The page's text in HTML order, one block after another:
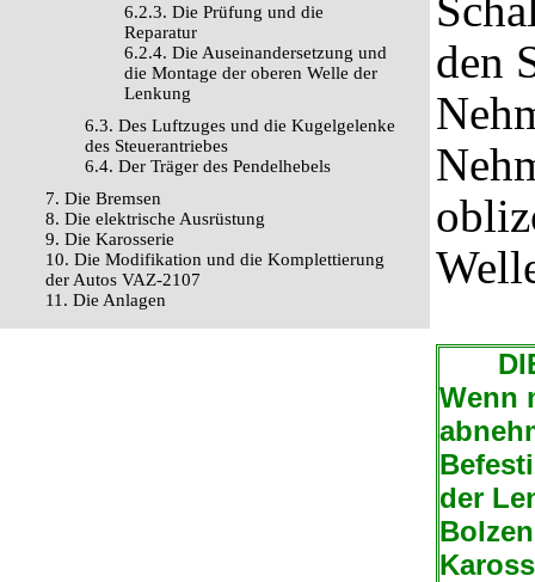
6.2.3. Die Prüfung und die
Reparatur
6.2.4. Die Auseinandersetzung und
die Montage der oberen Welle der
Lenkung
6.3. Des Luftzuges und die Kugelgelenke
des Steuerantriebes
6.4. Der Träger des Pendelhebels
7. Die Bremsen
8. Die elektrische Ausrüstung
9. Die Karosserie
10. Die Modifikation und die Komplettierung
der Autos VAZ-2107
11. Die Anlagen
den
DIE
Wenn
der